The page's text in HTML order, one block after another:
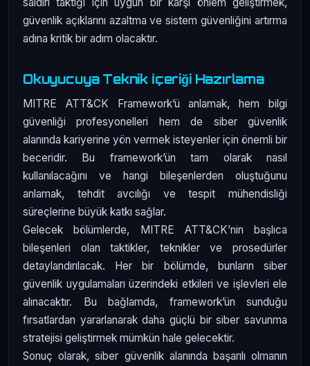
güvenlik açıklarını azaltma ve sistem güvenliğini artırma
adına kritik bir adım olacaktır.
Okuyucuya Teknik İçeriği Hazırlama
MITRE ATT&CK Framework’ü anlamak, hem bilgi
güvenliği profesyonelleri hem de siber güvenlik
alanında kariyerine yön vermek isteyenler için önemli bir
beceridir. Bu framework’ün tam olarak nasıl
kullanılacağını ve hangi bileşenlerden oluştuğunu
anlamak, tehdit avcılığı ve tespit mühendisliği
süreçlerine büyük katkı sağlar.
Gelecek bölümlerde, MITRE ATT&CK’nin başlıca
bileşenleri olan taktikler, teknikler ve prosedürler
detaylandırılacak. Her bir bölümde, bunların siber
güvenlik uygulamaları üzerindeki etkileri ve işlevleri ele
alınacaktır. Bu bağlamda, framework’ün sunduğu
fırsatlardan yararlanarak daha güçlü bir siber savunma
stratejisi geliştirmek mümkün hale gelecektir.
Sonuç olarak, siber güvenlik alanında başarılı olmanın